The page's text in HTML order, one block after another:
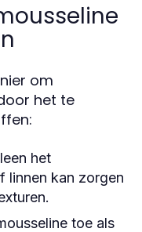
om
het te
het
linnen kan zorgen
toe als